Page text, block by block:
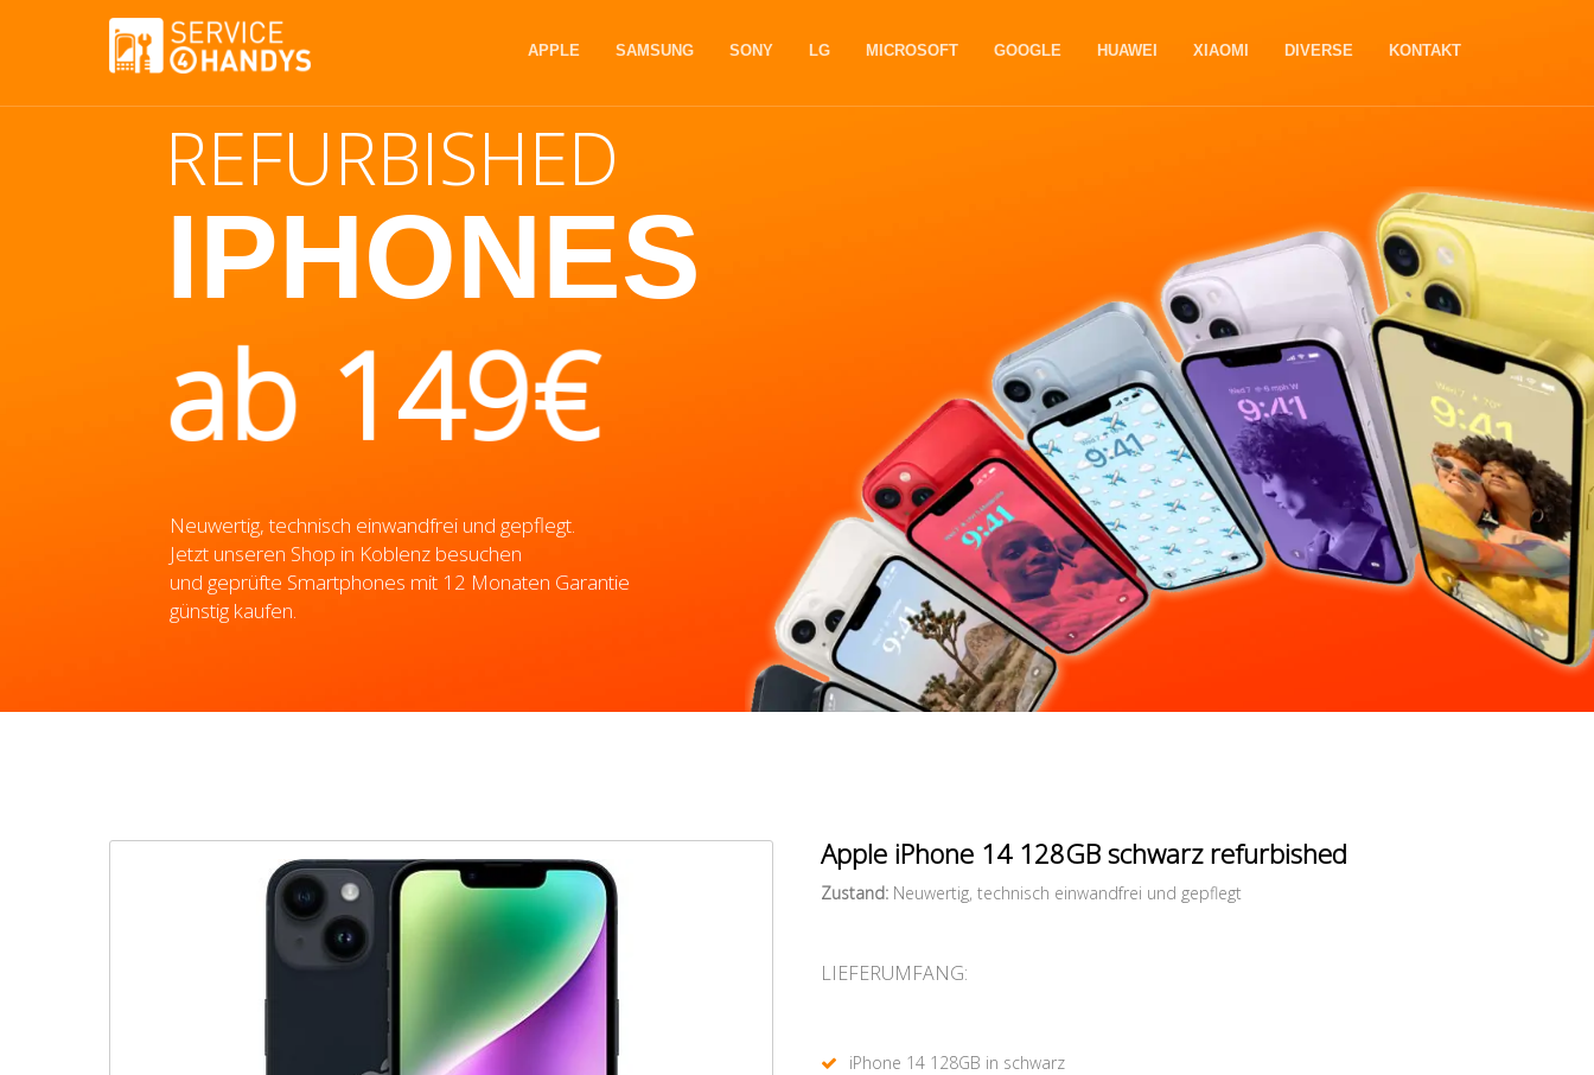
APPLE SAMSUNG SONY LG MICROSOFT GOOGLE HUAWEI XIAOMI DIVERSE KONTAKT
REFURBISHED
IPHONES
ab 149€
Neuwertig, technisch einwandfrei und gepflegt.
Jetzt unseren Shop in Koblenz besuchen
und geprüfte Smartphones mit 12 Monaten Garantie
günstig kaufen.
Apple iPhone 14 128GB schwarz refurbished
Zustand: Neuwertig, technisch einwandfrei und gepflegt
LIEFERUMFANG:
iPhone 14 128GB in schwarz